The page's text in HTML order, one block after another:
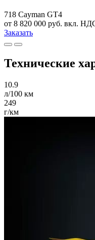
718 Cayman GT4
от 8 820 000 руб. вкл.
Заказать
Технические
10.9
л/100 км
249
г/км